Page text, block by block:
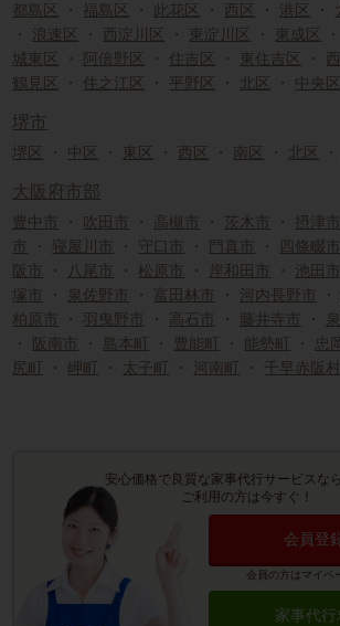
都島区 ・ 福島区 ・ 此花区 ・ 西区 ・ 港区 ・
・ 浪速区 ・ 西淀川区 ・ 東淀川区 ・ 東成区 ・
城東区
・ 阿倍野区 ・ 住吉区 ・ 東住吉区 ・
鶴見区
・ 住之江区 ・ 平野区 ・ 北区 ・ 中央区
堺市
堺区 ・ 中区 ・ 東区 ・ 西区 ・ 南区 ・ 北区 ・
大阪府市部
豊中市 ・ 吹田市 ・ 高槻市 ・ 茨木市 ・ 摂津市
・ 寝屋川市 ・ 守口市 ・ 門真市 ・ 四條畷市
阪市
・ 八尾市 ・ 松原市 ・ 岸和田市 ・ 池田市
塚市
・ 泉佐野市 ・ 富田林市 ・ 河内長野市 ・
柏原市
・ 羽曳野市 ・ 高石市 ・ 藤井寺市 ・
・
阪南市 ・ 島本町 ・ 豊能町 ・ 能勢町 ・ 忠
尻町 ・ 岬町 ・ 太子町 ・ 河南町 ・ 千早赤阪村
安心価格で良質な家事代行サービスな
ご利用の方は今すぐ！
会員登
会員の方はマイペ
家事代